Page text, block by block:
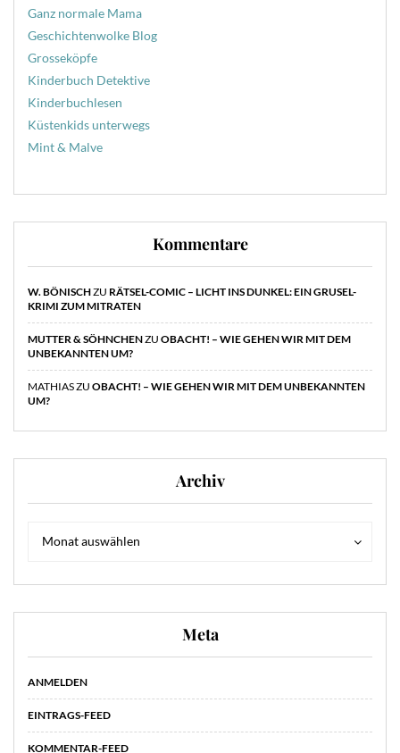
Ganz normale Mama
Geschichtenwolke Blog
Grosseköpfe
Kinderbuch Detektive
Kinderbuchlesen
Küstenkids unterwegs
Mint & Malve
Kommentare
W. BÖNISCHZU RÄTSEL-COMIC – LICHT INS DUNKEL: EIN GRUSEL-
KRIMI ZUM MITRATEN
MUTTER & SÖHNCHENZU OBACHT! – WIE GEHEN WIR MIT DEM
UNBEKANNTEN UM?
MATHIASZU OBACHT! – WIE GEHEN WIR MIT DEM UNBEKANNTEN
UM?
Archiv
Monat auswählen
Meta
ANMELDEN
EINTRAGS-FEED
KOMMENTAR-FEED